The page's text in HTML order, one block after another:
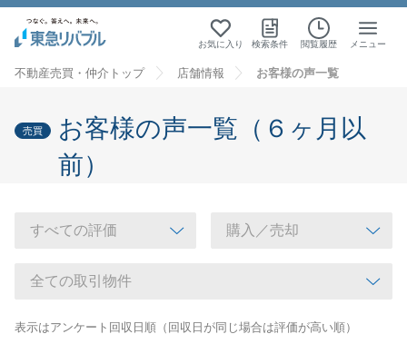
お気に入り 検索条件 閲覧履歴 メニュー
不動産売買・仲介トップ 店舗情報 お客様の声一覧
売買
お客様の声一覧（６ヶ月以
前）
表示はアンケート回収日順（回収日が同じ場合は評価が高い順）